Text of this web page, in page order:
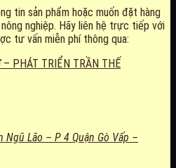
tin sản phẩm hoặc muốn đặt hàng
nghiệp. Hãy liên hệ trực tiếp với
tư vấn miễn phí thông qua:
PHÁT TRIỂN TRẦN THẾ
Ngũ Lão – P 4 Quận Gò Vấp –